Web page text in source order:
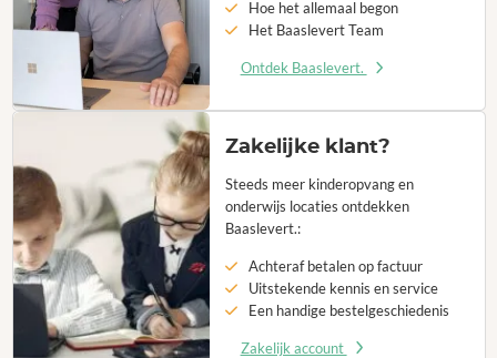
Hoe het allemaal begon
Het Baaslevert Team
Ontdek Baaslevert.
Zakelijke klant?
Steeds meer kinderopvang en
onderwijs locaties ontdekken
Baaslevert.:
Achteraf betalen op factuur
Uitstekende kennis en service
Een handige bestelgeschiedenis
Zakelijk account